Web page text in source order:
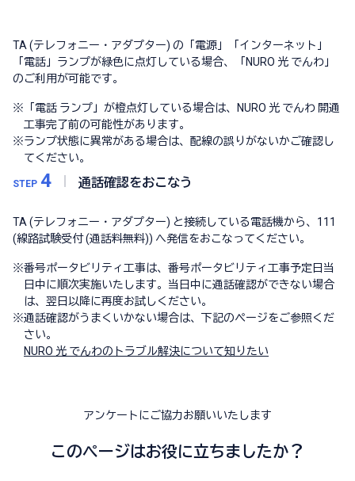
TA (テレフォニー・アダプター) の「電源」「インターネット」
「電話」ランプが緑色に点灯している場合、「NURO 光 でんわ」
のご利用が可能です。
※ 「電話 ランプ」が橙点灯している場合は、NURO 光 でんわ 開通
工事完了前の可能性があります。
※ランプ状態に異常がある場合は、配線の誤りがないかご確認し
てください。
STEP 4 通話確認をおこなう
TA (テレフォニー・アダプター) と接続している電話機から、111
(線路試験受付 (通話料無料)) へ発信をおこなってください。
※番号ポータビリティ工事は、番号ポータビリティ工事予定日当
日中に順次実施いたします。当日中に通話確認ができない場合
は、翌日以降に再度お試しください。
※通話確認がうまくいかない場合は、下記のページをご参照くだ
さい。
NURO 光 でんわのトラブル解決について知りたい
アンケートにご協力お願いいたします
このページはお役に立ちましたか？